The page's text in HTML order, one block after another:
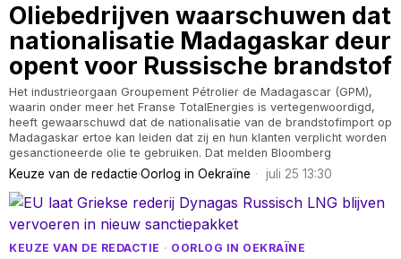
Oliebedrijven waarschuwen dat
nationalisatie Madagaskar deur
opent voor Russische brandstof
Het industrieorgaan Groupement Pétrolier de Madagascar (GPM),
waarin onder meer het Franse TotalEnergies is vertegenwoordigd,
heeft gewaarschuwd dat de nationalisatie van de brandstofimport op
Madagaskar ertoe kan leiden dat zij en hun klanten verplicht worden
gesanctioneerde olie te gebruiken. Dat melden Bloomberg
Keuze van de redactie·Oorlog in Oekraïne juli 25 13:30
KEUZE VAN DE REDACTIE · OORLOG IN OEKRAÏNE